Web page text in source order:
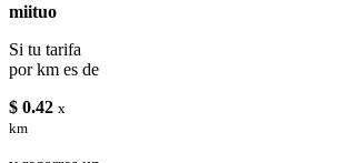
miituo
Si tu tarifa
por km es de
$ 0.42 x
km